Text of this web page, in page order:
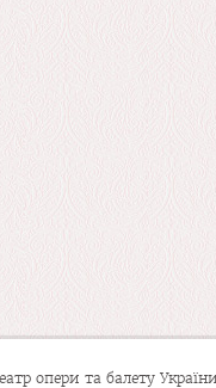
опери та балету